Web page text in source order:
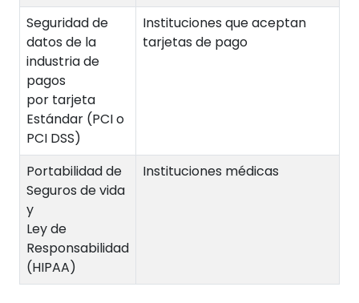
Seguridad de
datos de la
industria de
pagos
por tarjeta
Estándar (PCI o
PCI DSS)
Instituciones que aceptan
tarjetas de pago
Portabilidad de
Seguros de vida
y
Ley de
Responsabilidad
(HIPAA)
Instituciones médicas